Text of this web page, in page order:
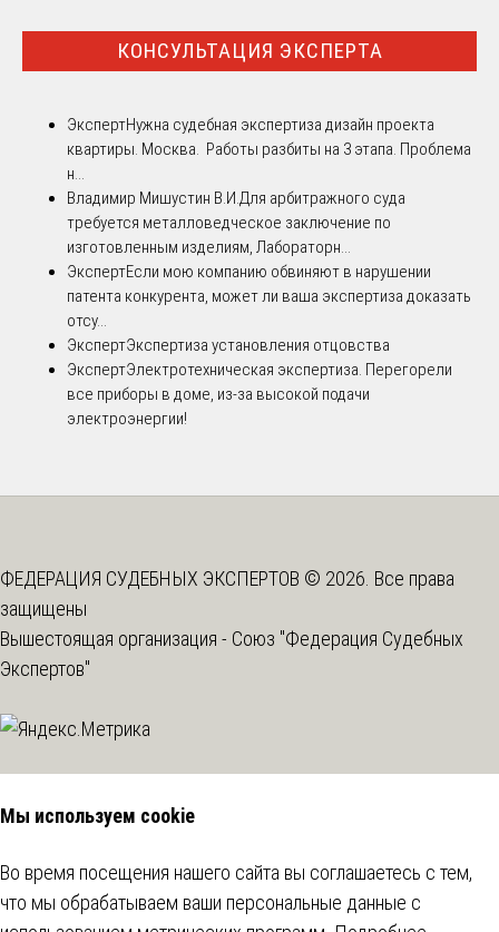
КОНСУЛЬТАЦИЯ ЭКСПЕРТА
ЭкспертНужна судебная экспертиза дизайн проекта
квартиры. Москва. Работы разбиты на 3 этапа. Проблема
н...
Владимир Мишустин В.И.Для арбитражного суда
требуется металловедческое заключение по
изготовленным изделиям, Лабораторн...
ЭкспертЕсли мою компанию обвиняют в нарушении
патента конкурента, может ли ваша экспертиза доказать
отсу...
ЭкспертЭкспертиза установления отцовства
ЭкспертЭлектротехническая экспертиза. Перегорели
все приборы в доме, из-за высокой подачи
электроэнергии!
ФЕДЕРАЦИЯ СУДЕБНЫХ ЭКСПЕРТОВ © 2026. Все права
защищены
Вышестоящая организация - Союз "Федерация Судебных
Экспертов"
Мы используем cookie
Во время посещения нашего сайта вы соглашаетесь с тем,
что мы обрабатываем ваши персональные данные с